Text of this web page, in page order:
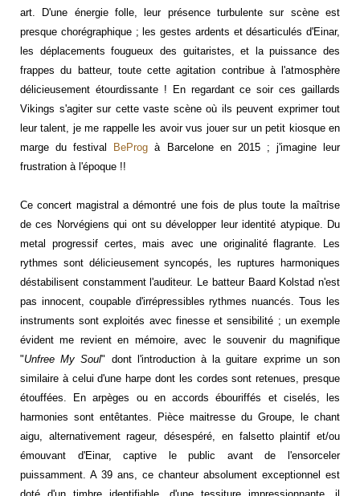
art. D'une énergie folle, leur présence turbulente sur scène est
presque chorégraphique ; les gestes ardents et désarticulés d'Einar,
les déplacements fougueux des guitaristes, et la puissance des
frappes du batteur, toute cette agitation contribue à l'atmosphère
délicieusement étourdissante ! En regardant ce soir ces gaillards
Vikings s'agiter sur cette vaste scène où ils peuvent exprimer tout
leur talent, je me rappelle les avoir vus jouer sur un petit kiosque en
marge du festival
BeProg à Barcelone en 2015 ; j'imagine leur
frustration à l'époque !!
Ce concert magistral a démontré une fois de plus toute la maîtrise
de ces Norvégiens qui ont su développer leur identité atypique. Du
metal progressif certes, mais avec une originalité flagrante. Les
rythmes sont délicieusement syncopés, les ruptures harmoniques
déstabilisent constamment l'auditeur. Le batteur Baard Kolstad n'est
pas innocent, coupable d'irrépressibles rythmes nuancés. Tous les
instruments sont exploités avec finesse et sensibilité ; un exemple
évident me revient en mémoire, avec le souvenir du magnifique
"Unfree My Soul" dont l'introduction à la guitare exprime un son
similaire à celui d'une harpe dont les cordes sont retenues, presque
étouffées. En arpèges ou en accords ébouriffés et ciselés, les
harmonies sont entêtantes. Pièce maitresse du Groupe, le chant
aigu, alternativement rageur, désespéré, en falsetto plaintif et/ou
émouvant d'Einar, captive le public avant de l'ensorceler
puissamment. A 39 ans, ce chanteur absolument exceptionnel est